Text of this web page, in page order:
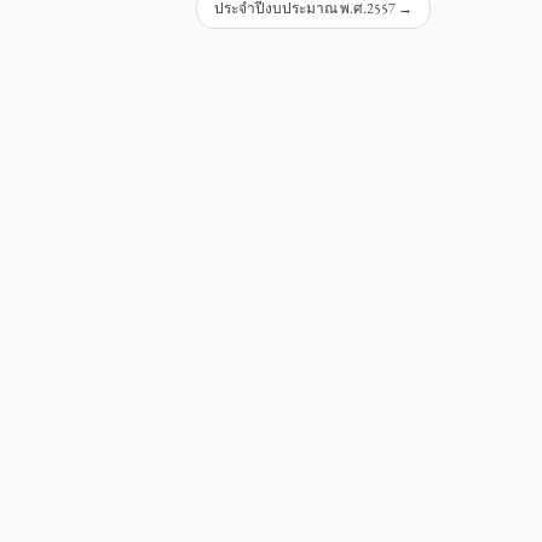
ประจำปีงบประมาณ พ.ศ.2557 →